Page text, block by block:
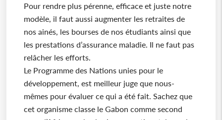
Pour rendre plus pérenne, efficace et juste notre
modèle, il faut aussi augmenter les retraites de
nos ainés, les bourses de nos étudiants ainsi que
les prestations d’assurance maladie. Il ne faut pas
relâcher les efforts.
Le Programme des Nations unies pour le
développement, est meilleur juge que nous-
mêmes pour évaluer ce qui a été fait. Sachez que
cet organisme classe le Gabon comme second